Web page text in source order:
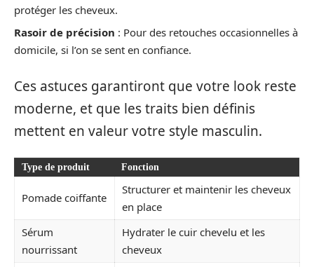
protéger les cheveux.
Rasoir de précision : Pour des retouches occasionnelles à
domicile, si l’on se sent en confiance.
Ces astuces garantiront que votre look reste
moderne, et que les traits bien définis
mettent en valeur votre style masculin.
Type de produit Fonction
Pomade coiffante
Structurer et maintenir les cheveux
en place
Sérum
nourrissant
Hydrater le cuir chevelu et les
cheveux